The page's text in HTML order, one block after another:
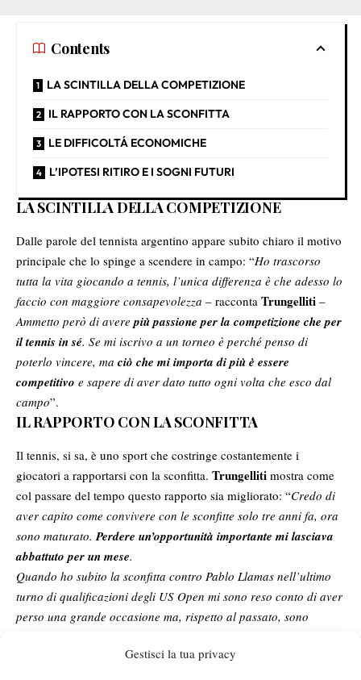
Gestisci la tua privacy
Contents
LA SCINTILLA DELLA COMPETIZIONE
IL RAPPORTO CON LA SCONFITTA
LE DIFFICOLTÁ ECONOMICHE
L’IPOTESI RITIRO E I SOGNI FUTURI
LA SCINTILLA DELLA COMPETIZIONE
Dalle parole del tennista argentino appare subito chiaro il motivo
principale che lo spinge a scendere in campo: “Ho trascorso
tutta la vita giocando a tennis, l’unica differenza è che adesso lo
faccio con maggiore consapevolezza – racconta Trungelliti –
Ammetto però di averepiù passione per la competizione che per
il tennis in sé. Se mi iscrivo a un torneo è perché penso di
poterlo vincere, ma ciò che mi importa di più è essere
competitivo e sapere di aver dato tutto ogni volta che esco dal
campo”.
IL RAPPORTO CON LA SCONFITTA
Il tennis, si sa, è uno sport che costringe costantemente i
giocatori a rapportarsi con la sconfitta. Trungelliti mostra come
col passare del tempo questo rapporto sia migliorato: “Credo di
aver capito come convivere con le sconfitte solo tre anni fa, ora
sono maturato.Perdere un’opportunità importante mi lasciava
abbattuto per un mese.
Quando ho subito la sconfitta contro Pablo Llamas nell’ultimo
turno di qualificazioni degli US Open mi sono reso conto di aver
perso una grande occasione ma, rispetto al passato, sono
allenarmi solamente tre giorni più tardi.